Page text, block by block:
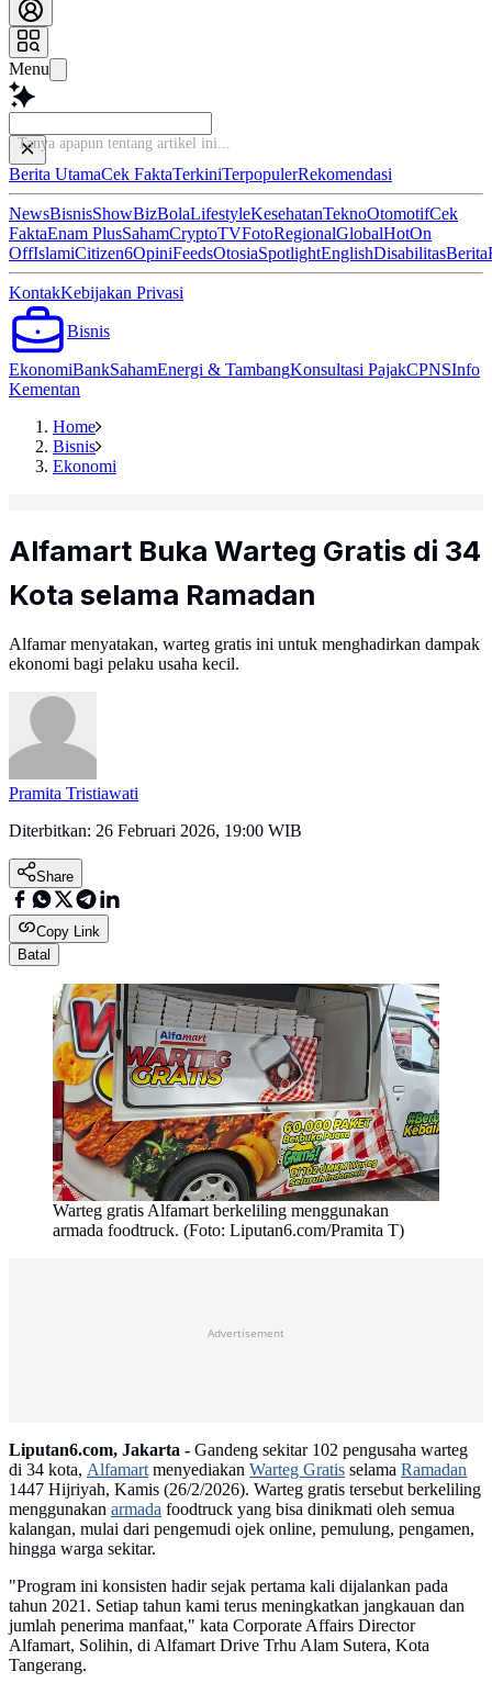
Menu
Tanya apapun t
Berita UtamaCek FaktaTerkiniTerpopulerRekomendasi
NewsBisnisShowBizBolaLifestyleKesehatanTeknoOtomotifCek
FaktaEnam PlusSahamCryptoTVFotoRegionalGlobalHotOn
OffIslamiCitizen6OpiniFeedsOtosiaSpotlightEnglishDisabilitasBerita
KontakKebijakan Privasi
Bisnis
EkonomiBankSahamEnergi & TambangKonsultasi PajakCPNSInfo
Kementan
Home
Bisnis
Ekonomi
Alfamart Buka Warteg Gratis di 34
Kota selama Ramadan
Alfamar menyatakan, warteg gratis ini untuk menghadirkan dampak
ekonomi bagi pelaku usaha kecil.
Pramita Tristiawati
Diterbitkan: 26 Februari 2026, 19:00 WIB
Share
Copy Link
Batal
Warteg gratis Alfamart berkeliling menggunakan
armada foodtruck. (Foto: Liputan6.com/Pramita T)
Advertisement
Liputan6.com, Jakarta - Gandeng sekitar 102 pengusaha warteg
di 34 kota, Alfamartmenyediakan Warteg Gratis selama Ramadan
1447 Hijriyah, Kamis (26/2/2026). Warteg gratis tersebut berkeliling
menggunakan armada foodtruck yang bisa dinikmati oleh semua
kalangan, mulai dari pengemudi ojek online, pemulung, pengamen,
hingga warga sekitar.
"Program ini konsisten hadir sejak pertama kali dijalankan pada
tahun 2021. Setiap tahun kami terus meningkatkan jangkauan dan
jumlah penerima manfaat," kata Corporate Affairs Director
Alfamart, Solihin, di Alfamart Drive Trhu Alam Sutera, Kota
Tangerang.